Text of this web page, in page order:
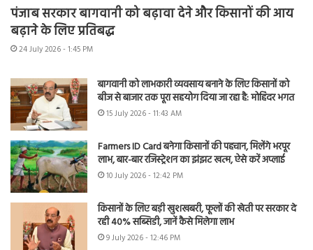
पंजाब सरकार बागवानी को बढ़ावा देने और किसानों की आय
बढ़ाने के लिए प्रतिबद्ध
24 July 2026 - 1:45 PM
बागवानी को लाभकारी व्यवसाय बनाने के लिए किसानों को
बीज से बाजार तक पूरा सहयोग दिया जा रहा है: मोहिंदर भगत
15 July 2026 - 11:43 AM
Farmers ID Card बनेगा किसानों की पहचान, मिलेंगे भरपूर
लाभ, बार-बार रजिस्ट्रेशन का झंझट खत्म, ऐसे करें अप्लाई
10 July 2026 - 12:42 PM
किसानों के लिए बड़ी खुशखबरी, फूलों की खेती पर सरकार दे
रही 40% सब्सिडी, जानें कैसे मिलेगा लाभ
9 July 2026 - 12:46 PM